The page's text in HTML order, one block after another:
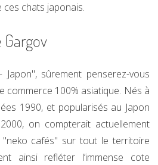
chats japonais.
Japon", sûrement penserez-vous
commerce 100% asiatique. Nés à
1990, et popularisés au Japon
on compterait actuellement
"neko cafés" sur tout le territoire
ainsi refléter l’immense cote